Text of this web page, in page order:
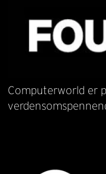
Computerworld er